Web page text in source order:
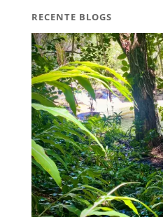
RECENTE BLOGS